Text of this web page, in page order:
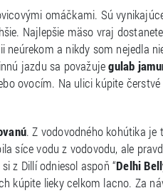
omáčkami. Sú
Najlepšie mäso vraj
neúrekom a nikdy som nejedla
jazdu sa považujegulab
ovocím. Na ulici kúpite
. Z vodovodného kohútika
síce vodu z vodovodu, ale
z Dillí odniesol aspoň “Delhi
kúpite lieky celkom lacno. Za